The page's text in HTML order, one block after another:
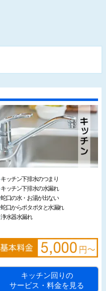
キッチン下排水のつまり
キッチン下排水の水漏れ
蛇口の水・お湯が出ない
蛇口からポタポタと水漏れ
浄水器水漏れ
キッチン回りの
サービス・料金を見る